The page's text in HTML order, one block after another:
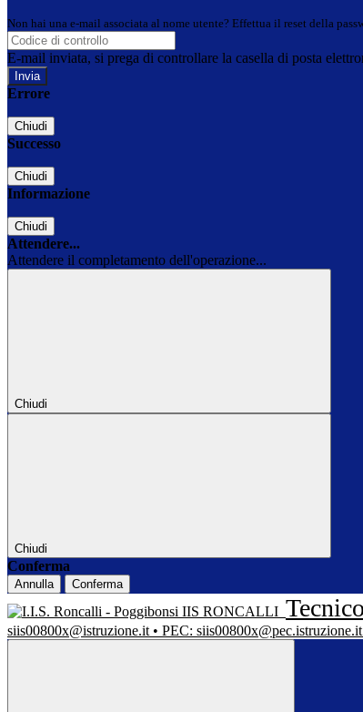
Non hai una e-mail associata al nome utente? Effettua il reset della
E-mail inviata, si prega di controllare la casella di posta
Errore
Chiudi
Successo
Chiudi
Informazione
Chiudi
Attendere...
Attendere il completamento dell'operazione...
Chiudi
Chiudi
Conferma
Annulla Conferma
IIS RONCALLI
siis00800x@istruzione.it • PEC: siis00800x@pec.istruzione.it